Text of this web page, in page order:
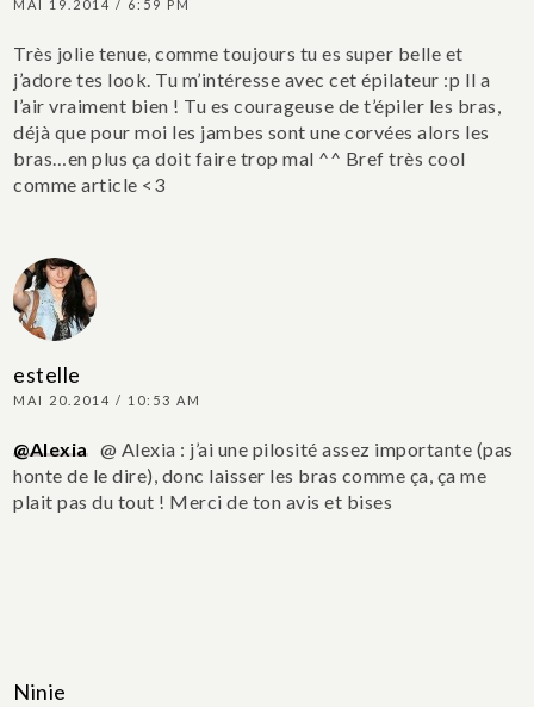
MAI 19.2014 / 6:59 PM
Très jolie tenue, comme toujours tu es super belle et
j’adore tes look. Tu m’intéresse avec cet épilateur :p Il a
l’air vraiment bien ! Tu es courageuse de t’épiler les bras,
déjà que pour moi les jambes sont une corvées alors les
bras…en plus ça doit faire trop mal ^^ Bref très cool
comme article <3
estelle
MAI 20.2014 / 10:53 AM
@Alexia @ Alexia : j’ai une pilosité assez importante (pas
honte de le dire), donc laisser les bras comme ça, ça me
plait pas du tout ! Merci de ton avis et bises
Ninie